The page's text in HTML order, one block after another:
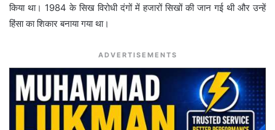
किया था। 1984 के सिख विरोधी दंगों में हजारों सिखों की जान गई थी और उन्हें
हिंसा का शिकार बनाया गया था।
ADVERTISEMENTS